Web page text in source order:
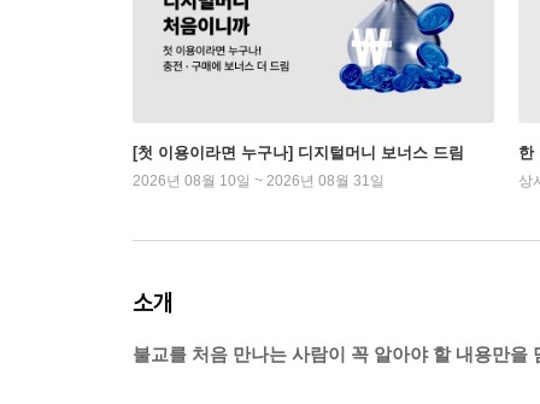
[첫 이용이라면 누구나] 디지털머니 보너스 드림
2026년 08월 10일 ~ 2026년 08월 31일
한
상
소개
불교를 처음 만나는 사람이 꼭 알아야 할 내용만을